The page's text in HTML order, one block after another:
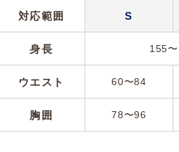
対応範囲 S
身長 155
ウエスト 60〜84
胸囲 78〜96